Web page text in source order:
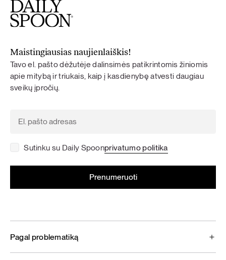
Maistingiausias naujienlaiškis!
Tavo el. pašto dėžutėje dalinsimės patikrintomis žiniomis
apie mitybą ir triukais, kaip į kasdienybę atvesti daugiau
sveikų įpročių.
Sutinku su Daily Spoonprivatumo politika
Pagal problematiką